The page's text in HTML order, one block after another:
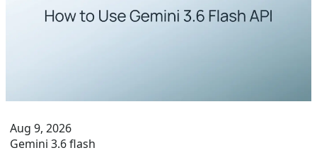
Aug 9, 2026
Gemini 3.6 flash